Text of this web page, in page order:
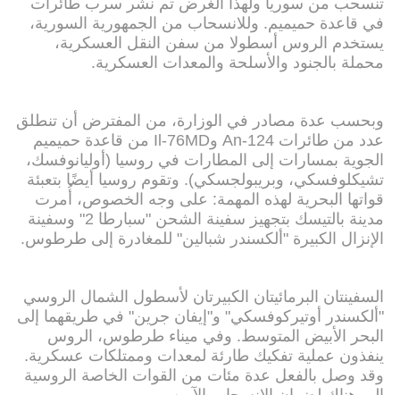
في قاعدة حميميم. وللانسحاب من الجمهورية السورية،
يستخدم الروس أسطولا من سفن النقل العسكرية،
محملة بالجنود والأسلحة والمعدات العسكرية.
وبحسب عدة مصادر في الوزارة، من المفترض أن تنطلق
عدد من طائرات An-124 وIl-76MD من قاعدة حميميم
الجوية بمسارات إلى المطارات في روسيا (أوليانوفسك،
تشيكلوفسكي، وبريبولجسكي). وتقوم روسيا أيضًا بتعبئة
قواتها البحرية لهذه المهمة: على وجه الخصوص، أُمرت
مدينة بالتيسك بتجهيز سفينة الشحن "سبارطا 2" وسفينة
الإنزال الكبيرة "ألكسندر شبالين" للمغادرة إلى طرطوس.
السفينتان البرمائيتان الكبيرتان لأسطول الشمال الروسي
"ألكسندر أوتيركوفسكي" و"إيفان جرين" في طريقهما إلى
البحر الأبيض المتوسط. وفي ميناء طرطوس، الروس
ينفذون عملية تفكيك طارئة لمعدات وممتلكات عسكرية.
وقد وصل بالفعل عدة مئات من القوات الخاصة الروسية